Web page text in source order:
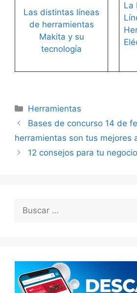
Las distintas líneas
de herramientas
Makita y su
tecnología
La
Categorías
Herramientas
Bases de concurso 14 de
herramientas son tus mejores
12 consejos para tu